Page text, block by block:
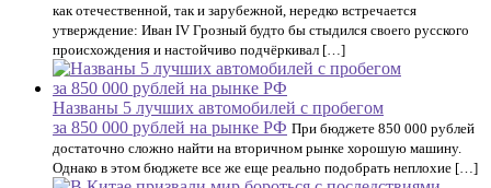
как отечественной, так и зарубежной, нередко встречается
утверждение: Иван IV Грозный будто бы стыдился своего русского
происхождения и настойчиво подчёркивал […]
Названы 5 лучших автомобилей с пробегом
за 850 000 рублей на рынке РФ При бюджете 850 000 рублей
достаточно сложно найти на вторичном рынке хорошую машину.
Однако в этом бюджете все же еще реально подобрать неплохие […]